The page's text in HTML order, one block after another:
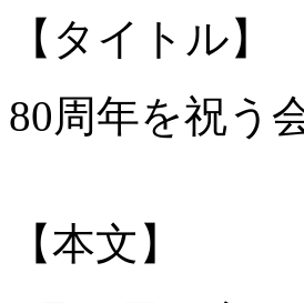
【タイトル】
80周年を祝う
【本文】